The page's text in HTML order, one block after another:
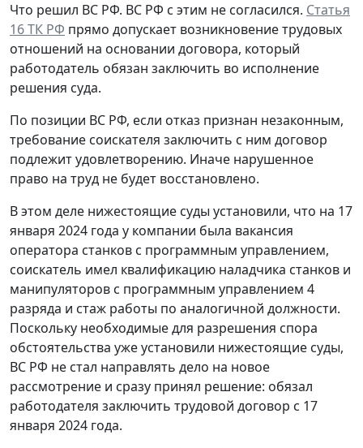
Что решил ВС РФ. ВС РФ с этим не согласился. Статья
16 ТК РФ прямо допускает возникновение трудовых
отношений на основании договора, который
работодатель обязан заключить во исполнение
решения суда.
По позиции ВС РФ, если отказ признан незаконным,
требование соискателя заключить с ним договор
подлежит удовлетворению. Иначе нарушенное
право на труд не будет восстановлено.
В этом деле нижестоящие суды установили, что на 17
января 2024 года у компании была вакансия
оператора станков с программным управлением,
соискатель имел квалификацию наладчика станков и
манипуляторов с программным управлением 4
разряда и стаж работы по аналогичной должности.
Поскольку необходимые для разрешения спора
обстоятельства уже установили нижестоящие суды,
ВС РФ не стал направлять дело на новое
рассмотрение и сразу принял решение: обязал
работодателя заключить трудовой договор с 17
января 2024 года.